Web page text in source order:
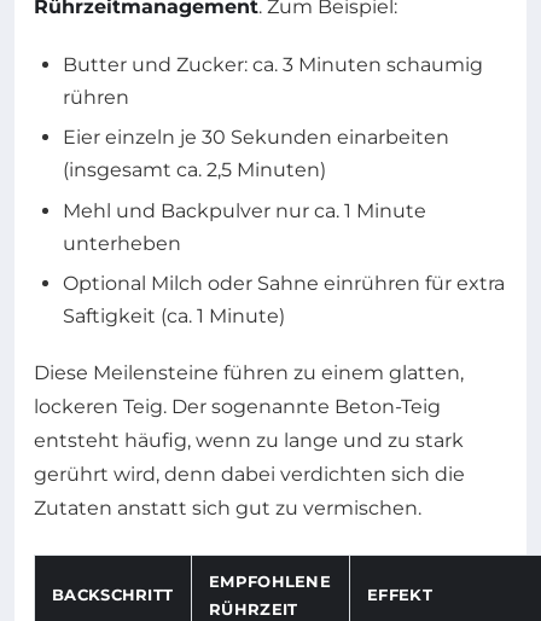
Rührzeitmanagement. Zum Beispiel:
Butter und Zucker: ca. 3 Minuten schaumig
rühren
Eier einzeln je 30 Sekunden einarbeiten
(insgesamt ca. 2,5 Minuten)
Mehl und Backpulver nur ca. 1 Minute
unterheben
Optional Milch oder Sahne einrühren für extra
Saftigkeit (ca. 1 Minute)
Diese Meilensteine führen zu einem glatten,
lockeren Teig. Der sogenannte Beton-Teig
entsteht häufig, wenn zu lange und zu stark
gerührt wird, denn dabei verdichten sich die
Zutaten anstatt sich gut zu vermischen.
BACKSCHRITT
EMPFOHLENE
RÜHRZEIT
EFFEKT